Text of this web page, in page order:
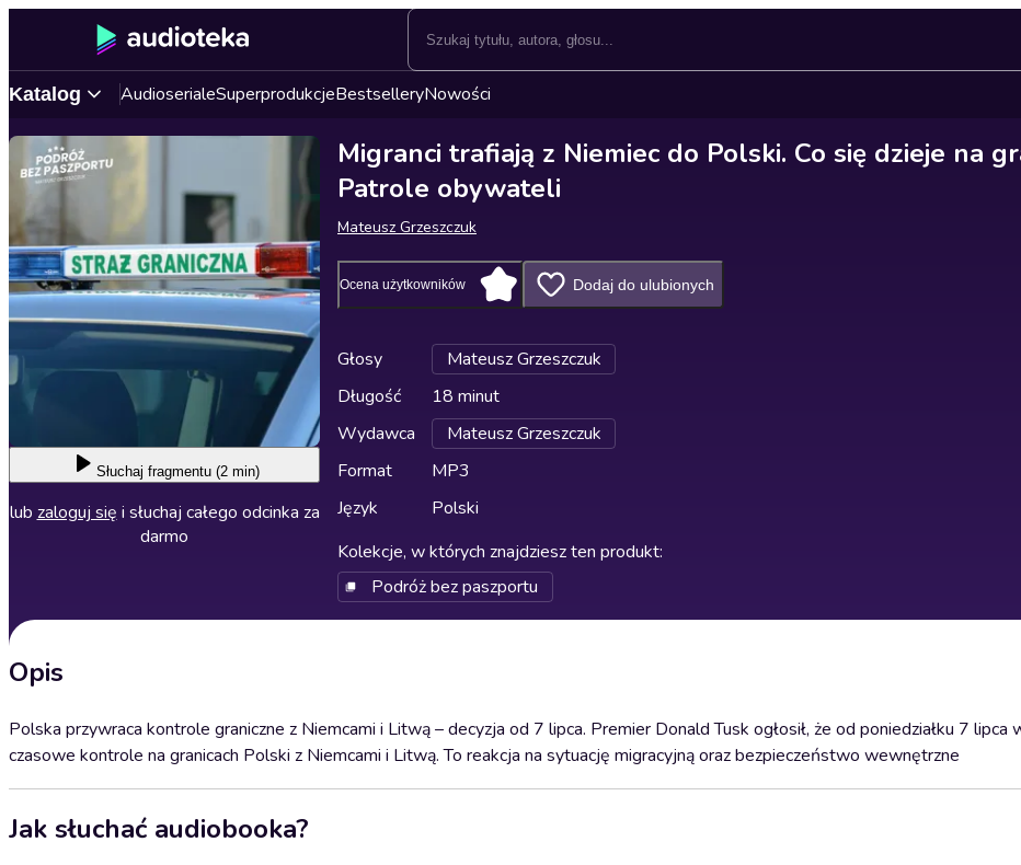
Katalog AudioserialeSuperprodukcjeBestselleryNowości
Słuchaj fragmentu (2 min)
lub zaloguj się i słuchaj całego odcinka za
darmo
Migranci trafiają z Niemiec do Polski. Co się dzieje na
Patrole obywateli
Mateusz Grzeszczuk
Ocena użytkowników Dodaj do ulubionych
Głosy
Mateusz Grzeszczuk
Długość
18 minut
Wydawca
Mateusz Grzeszczuk
Format
MP3
Język
Polski
Kolekcje, w których znajdziesz ten produkt:
Podróż bez paszportu
Opis
Polska przywraca kontrole graniczne z Niemcami i Litwą – decyzja od 7 lipca. Premier Donald Tusk ogłosił, że od poniedziałku 7 lipca
czasowe kontrole na granicach Polski z Niemcami i Litwą. To reakcja na sytuację migracyjną oraz bezpieczeństwo wewnętrzne
Jak słuchać audiobooka?